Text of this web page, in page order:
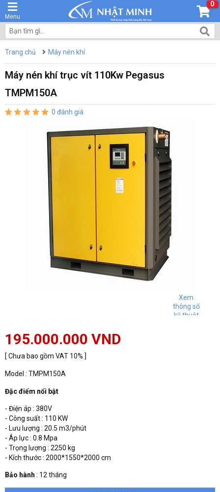
Menu
0
Trang chủ Máy nén khí
Máy nén khí trục vít 110Kw Pegasus
TMPM150A
0 đánh giá
Xem
thông số
kỹ thuật
195.000.000 VND
[ Chưa bao gồm VAT 10% ]
Model : TMPM150A
Đặc điểm nổi bật
- Điện áp : 380V
- Công suất : 110 KW
- Lưu lượng : 20.5 m3/phút
- Áp lực : 0.8 Mpa
- Trọng lượng : 2250 kg
- Kích thước : 2000*1550*2000 cm
Bảo hành : 12 tháng